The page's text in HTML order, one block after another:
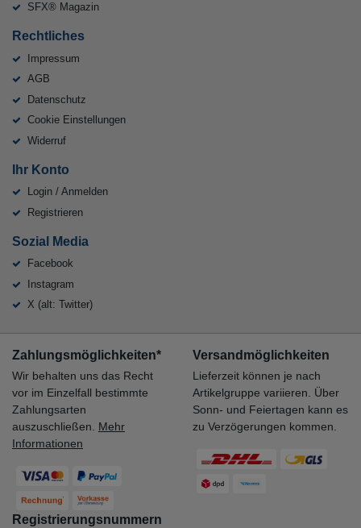
SFX® Magazin
Rechtliches
Impressum
AGB
Datenschutz
Cookie Einstellungen
Widerruf
Ihr Konto
Login / Anmelden
Registrieren
Sozial Media
Facebook
Instagram
X (alt: Twitter)
Zahlungsmöglichkeiten*
Wir behalten uns das Recht
vor im Einzelfall bestimmte
Zahlungsarten
auszuschließen. Mehr
Informationen
Versandmöglichkeiten
Lieferzeit können je nach
Artikelgruppe variieren. Über
Sonn- und Feiertagen kann es
zu Verzögerungen kommen.
Registrierungsnummern